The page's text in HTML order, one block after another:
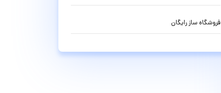
فروشگاه ساز رایگان